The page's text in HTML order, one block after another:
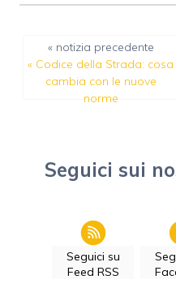
« notizia precedente
« Codice della Strada: cosa
cambia con le nuove
norme
Seguici sui
Seguici su
Feed RSS